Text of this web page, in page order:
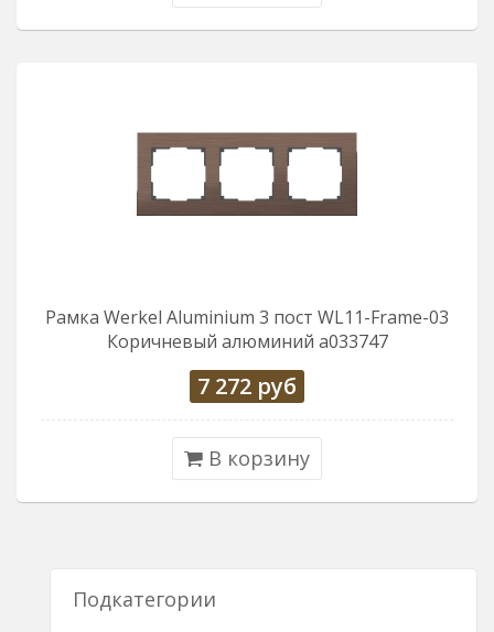
Рамка Werkel Aluminium 3 пост WL11-Frame-03
Коричневый алюминий a033747
7 272 руб
В корзину
Подкатегории